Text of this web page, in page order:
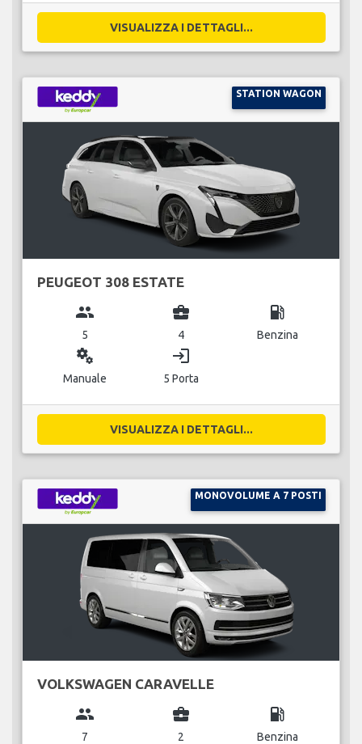
VISUALIZZA I DETTAGLI...
STATION WAGON
PEUGEOT 308 ESTATE
group
5
business_center
4
local_gas_station
Benzina
miscellaneous_services
Manuale
login
5 Porta
VISUALIZZA I DETTAGLI...
MONOVOLUME A 7 POSTI
VOLKSWAGEN CARAVELLE
group
7
business_center
2
local_gas_station
Benzina